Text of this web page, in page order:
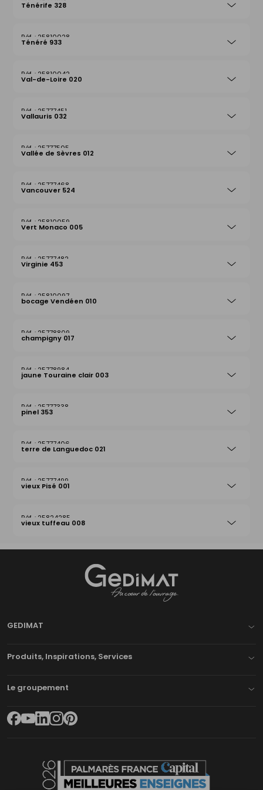
Ténérife 328
25810028
Ténéré 933
25810042
Val-de-Loire 020
25777451
Vallauris 032
25777505
Vallée de Sèvres 012
25777468
Vancouver 524
25810059
Vert Monaco 005
25777482
Virginie 453
25810097
bocage Vendéen 010
25778809
champigny 017
25778984
jaune Touraine clair 003
25777338
pinel 353
25777406
terre de Languedoc 021
25777499
vieux Pisé 001
25824285
vieux tuffeau 008
GEDIMAT
Produits, Inspirations, Services
Le groupement